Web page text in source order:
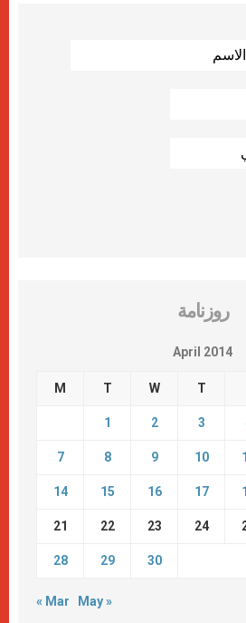
روزنامة
April 2014
M T W T
1 2 3
7 8 9 10
14 15 16 17
21 22 23 24
28 29 30
« Mar May »